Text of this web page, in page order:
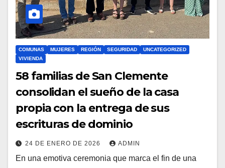
COMUNAS MUJERES REGIÓN SEGURIDAD
UNCATEGORIZED
VIVIENDA
58 familias de San Clemente
consolidan el sueño de la casa
propia con la entrega de sus
escrituras de dominio
24 DE ENERO DE 2026 ADMIN
En una emotiva ceremonia que marca el fin de una